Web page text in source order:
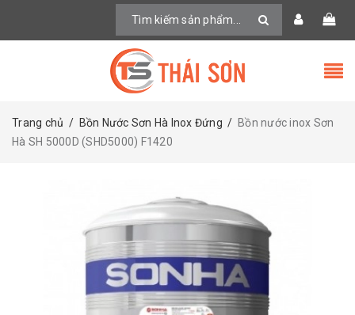
Trang chủ / Bồn Nước Sơn Hà Inox Đứng / Bồn nước inox Sơn
Hà SH 5000D (SHD5000) F1420